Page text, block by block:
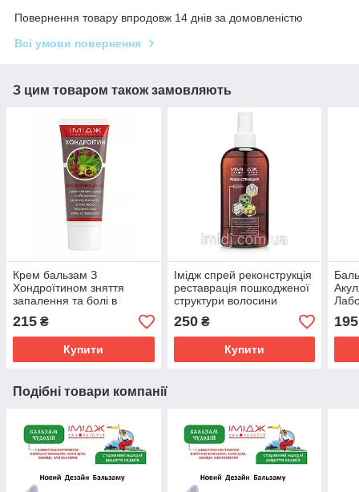
Повернення товару впродовж 14 днів за домовленістю
Всі умови повернення
З цим товаром також замовляють
Крем бальзам З
Хондроїтином зняття
запалення та болі в
суглобах, м'язах і хребті
Імідж Лабораторія
215 ₴
Купити
Імідж спрей реконструкція
реставрація пошкодженої
структури волосини
250₴
Купити
195
Подібні товари компанії